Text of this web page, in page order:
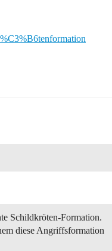
Schildkröten-Formation.
diese Angriffsformation